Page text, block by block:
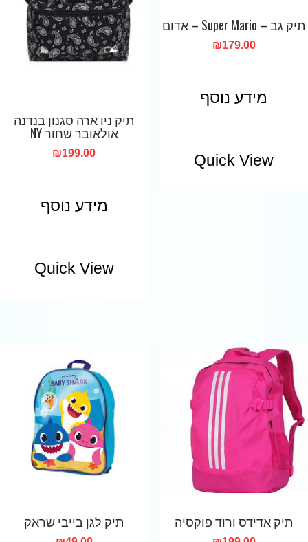
תיק גב – Super Mario – אדום
₪179.00
מידע נוסף
Quick View
תיק ניו ארה סגנון בנדנה
אולאובר שחור NY
₪199.00
מידע נוסף
Quick View
תיק אדידס ורוד פוקסיה תיק לגן בייבי שראק